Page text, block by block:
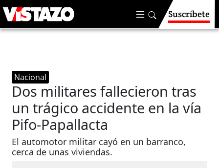
Suscríbete
Nacional
Dos militares fallecieron tras
un trágico accidente en la vía
Pifo-Papallacta
El automotor militar cayó en un barranco,
cerca de unas viviendas.